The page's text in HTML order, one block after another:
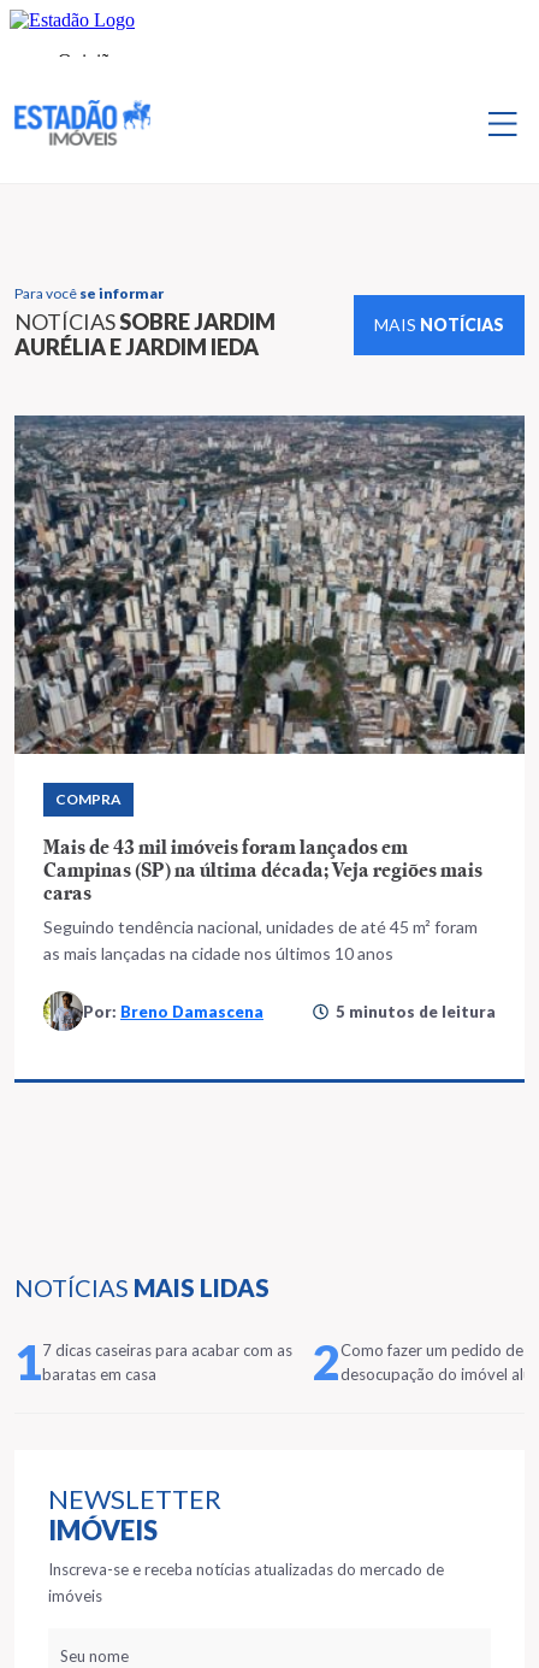
Para você se informar
NOTÍCIASSOBRE JARDIM
AURÉLIA E JARDIM IEDA
MAIS NOTÍCIAS
NOTÍCIAS MAIS LIDAS
17 dicas caseiras para acabar com as
baratas em casa
2Como fazer um pedido de
desocupação do imóvel
NEWSLETTER
IMÓVEIS
Inscreva-se e receba notícias atualizadas do mercado de
imóveis
COMPRA
Mais de 43 mil imóveis foram lançados em
Campinas (SP) na última década; Veja regiões mais
caras
Seguindo tendência nacional, unidades de até 45 m² foram
as mais lançadas na cidade nos últimos 10 anos
Por: Breno Damascena 5 minutos de leitura